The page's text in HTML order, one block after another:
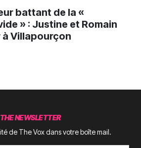
battant de la «
» : Justine et Romain
à Villapourçon
THE NEWSLETTER
de The Vox dans votre boîte mail.